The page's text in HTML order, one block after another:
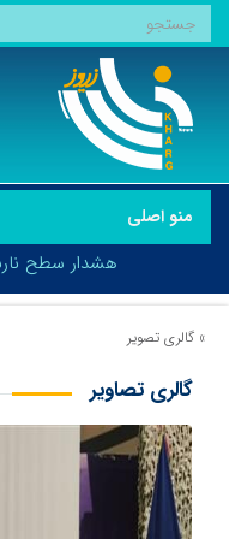
منو اصلی
هشدار سطح
هشدار سطح
» گالری تصویر
گالری تصاویر